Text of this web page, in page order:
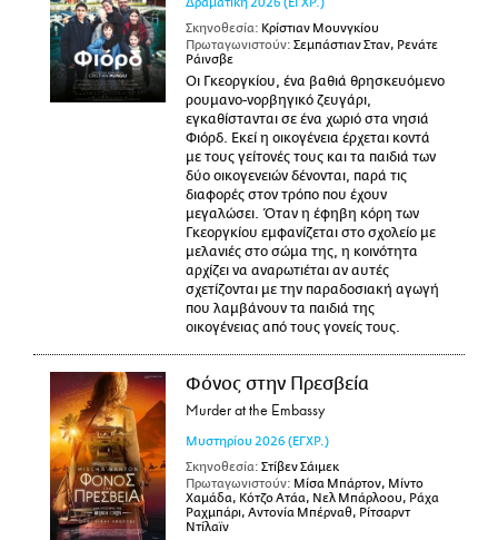
Σκηνοθεσία: Κρίστιαν Μουνγκίου
Πρωταγωνιστούν: Σεμπάστιαν Σταν, Ρενάτε
Ράινσβε
Οι Γκεοργκίου, ένα βαθιά θρησκευόμενο
ρουμανο-νορβηγικό ζευγάρι,
εγκαθίστανται σε ένα χωριό στα νησιά
Φιόρδ. Εκεί η οικογένεια έρχεται κοντά
με τους γείτονές τους και τα παιδιά των
δύο οικογενειών δένονται, παρά τις
διαφορές στον τρόπο που έχουν
μεγαλώσει. Όταν η έφηβη κόρη των
Γκεοργκίου εμφανίζεται στο σχολείο με
μελανιές στο σώμα της, η κοινότητα
αρχίζει να αναρωτιέται αν αυτές
σχετίζονται με την παραδοσιακή αγωγή
που λαμβάνουν τα παιδιά της
οικογένειας από τους γονείς τους.
Φόνος στην Πρεσβεία
Murder at the Embassy
Μυστηρίου 2026 (ΕΓΧΡ.)
Σκηνοθεσία: Στίβεν Σάιμεκ
Πρωταγωνιστούν: Μίσα Μπάρτον, Μίντο
Χαμάδα, Κότζο Ατάα, Νελ Μπάρλοου, Ράχα
Ραχμπάρι, Αντονία Μπέρναθ, Ρίτσαρντ
Ντίλαϊν